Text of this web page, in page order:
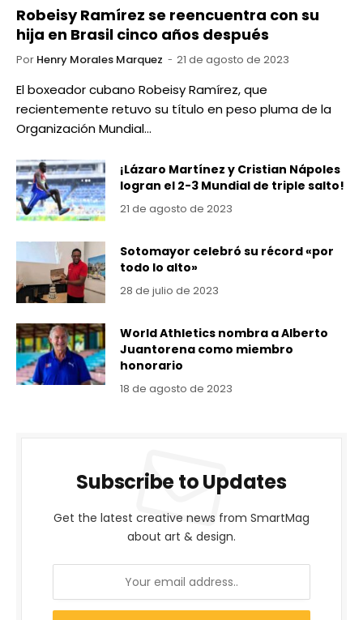
Robeisy Ramírez se reencuentra con su
hija en Brasil cinco años después
Por Henry Morales Marquez 21 de agosto de 2023
El boxeador cubano Robeisy Ramírez, que
recientemente retuvo su título en peso pluma de la
Organización Mundial…
¡Lázaro Martínez y Cristian Nápoles
logran el 2-3 Mundial de triple salto!
21 de agosto de 2023
Sotomayor celebró su récord «por
todo lo alto»
28 de julio de 2023
World Athletics nombra a Alberto
Juantorena como miembro
honorario
18 de agosto de 2023
Subscribe to Updates
Get the latest creative news from SmartMag
about art & design.